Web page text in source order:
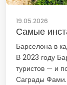
19.05.2026
Самые
Барселона в
В 2023 году
туристов — и
Саграды